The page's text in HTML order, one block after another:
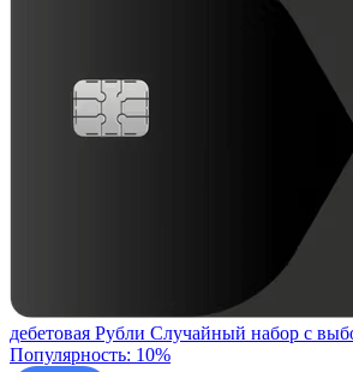
дебетовая Рубли Случайный набор с
Популярность: 10%